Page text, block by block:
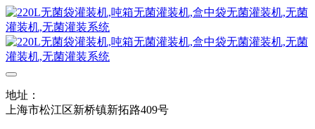
地址：
上海市松江区新桥镇新拓路409号